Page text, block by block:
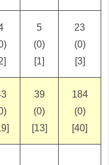
5
(0)
[1]
23
(0)
[3]
39
(0)
[13]
184
(0)
[40]